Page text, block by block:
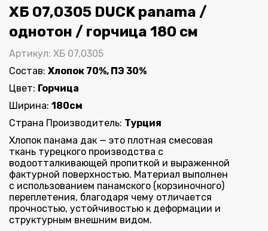
ХБ 07,0305 DUCK panama /
однотон / горчица 180 см
Артикул: ХБ 07,0305
Состав: Хлопок 70%, ПЭ 30%
Цвет: Горчица
Ширина: 180см
Страна Производитель: Турция
Хлопок панама дак — это плотная смесовая
ткань турецкого производства с
водоотталкивающей пропиткой и выраженной
фактурной поверхностью. Материал выполнен
с использованием панамского (корзиночного)
переплетения, благодаря чему отличается
прочностью, устойчивостью к деформации и
структурным внешним видом.